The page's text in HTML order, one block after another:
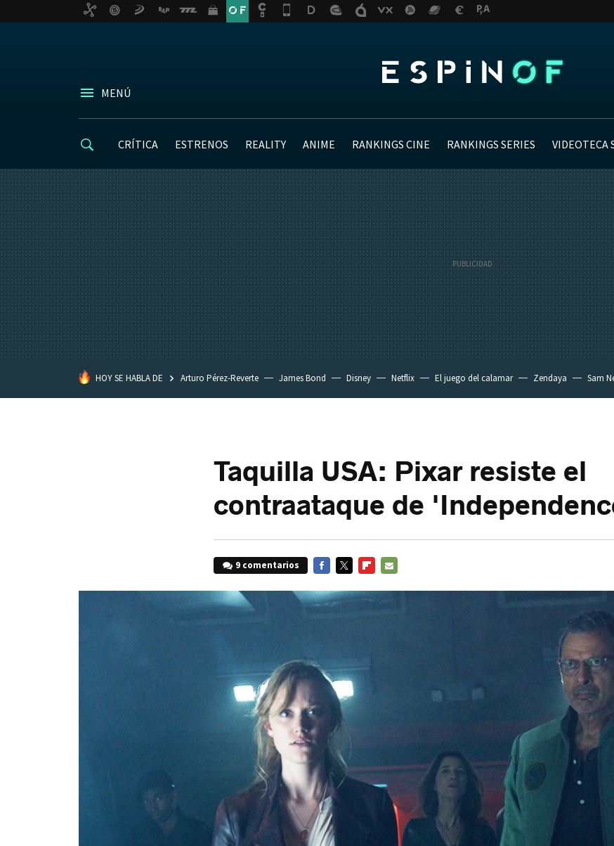
MENÚ
CRÍTICA ESTRENOS REALITY ANIME RANKINGS CINE RANKINGS SERIES VIDEOTECA
HOY SE HABLA DE Arturo Pérez-Reverte James Bond Disney Netflix El juego del calamar Zendaya Sam
Taquilla USA: Pixar resiste el
contraataque de
9 comentarios